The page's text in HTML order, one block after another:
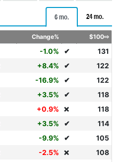
6 mo. 24 mo.
Change% $100⇨
-1.0% ✔
131
+8.4% ✔
122
-16.9% ✔
122
+3.5% ✔
118
+0.9% ❌
118
+3.5% ✔
114
-9.9% ✔
105
-2.5% ❌
108